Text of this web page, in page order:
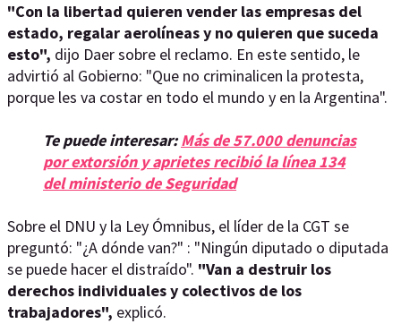
"Con la libertad quieren vender las empresas del
estado, regalar aerolíneas y no quieren que suceda
esto", dijo Daer sobre el reclamo. En este sentido, le
advirtió al Gobierno: "Que no criminalicen la protesta,
porque les va costar en todo el mundo y en la Argentina".
Te puede interesar:Más de 57.000 denuncias
por extorsión y aprietes recibió la línea 134
del ministerio de Seguridad
Sobre el DNU y la Ley Ómnibus, el líder de la CGT se
preguntó: "¿A dónde van?" : "Ningún diputado o diputada
se puede hacer el distraído". "Van a destruir los
derechos individuales y colectivos de los
trabajadores", explicó.